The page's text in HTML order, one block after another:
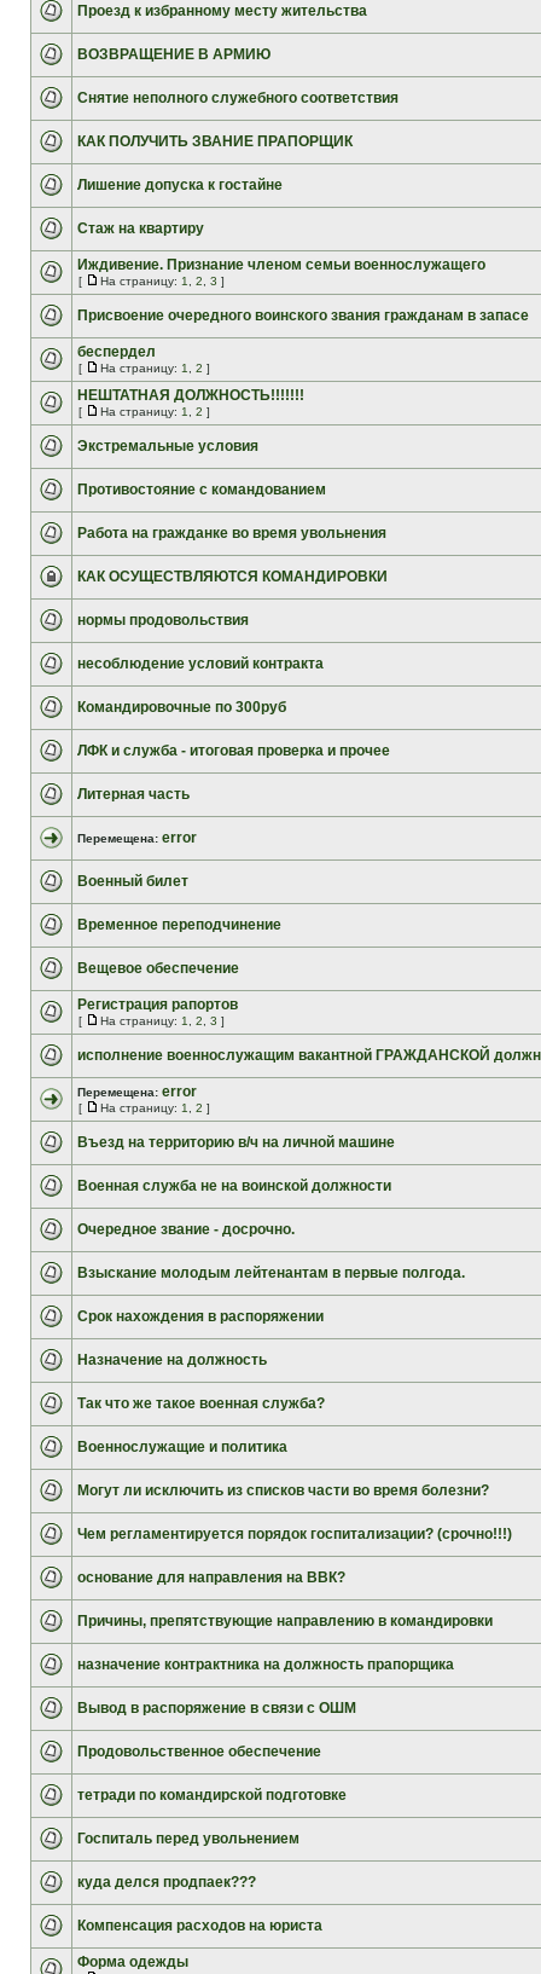
Проезд к избранному месту жительства
ВОЗВРАЩЕНИЕ В АРМИЮ
Снятие неполного служебного соответствия
КАК ПОЛУЧИТЬ ЗВАНИЕ ПРАПОРЩИК
Лишение допуска к гостайне
Стаж на квартиру
Иждивение. Признание членом семьи военнослужащего
[ На страницу: 1 2 3 ]
Присвоение очередного воинского звания гражданам в запасе
беспердел
[ На страницу: 1 2 ]
НЕШТАТНАЯ ДОЛЖНОСТЬ!!!!!!!
[ На страницу: 1 2 ]
Экстремальные условия
Противостояние с командованием
Работа на гражданке во время увольнения
КАК ОСУЩЕСТВЛЯЮТСЯ КОМАНДИРОВКИ
нормы продовольствия
несоблюдение условий контракта
Командировочные по 300руб
ЛФК и служба - итоговая проверка и прочее
Литерная часть
Перемещена: error
Военный билет
Временное переподчинение
Вещевое обеспечение
Регистрация рапортов
[ На страницу: 1 2 3 ]
исполнение военнослужащим вакантной ГРАЖДАНСКОЙ
Перемещена: error
[ На страницу: 1 2 ]
Въезд на территорию в/ч на личной машине
Военная служба не на воинской должности
Очередное звание - досрочно.
Взыскание молодым лейтенантам в первые полгода.
Срок нахождения в распоряжении
Назначение на должность
Так что же такое военная служба?
Военнослужащие и политика
Могут ли исключить из списков части во время болезни?
Чем регламентируется порядок госпитализации? (срочно!!!)
основание для направления на ВВК?
Причины, препятствующие направлению в командировки
назначение контрактника на должность прапорщика
Вывод в распоряжение в связи с ОШМ
Продовольственное обеспечение
тетради по командирской подготовке
Госпиталь перед увольнением
куда делся продпаек???
Компенсация расходов на юриста
Форма одежды